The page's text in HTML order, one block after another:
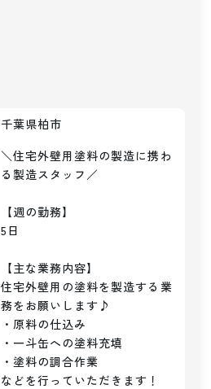
千葉県柏市
＼住宅外壁用塗料の製造に携わ
る製造スタッフ／
【週の勤務】
5日
【主な業務内容】
住宅外壁用の塗料を製造する業
務をお願いします♪
・原料の仕込み
・一斗缶への塗料充填
・塗料の調合作業
などを行っていただきます！